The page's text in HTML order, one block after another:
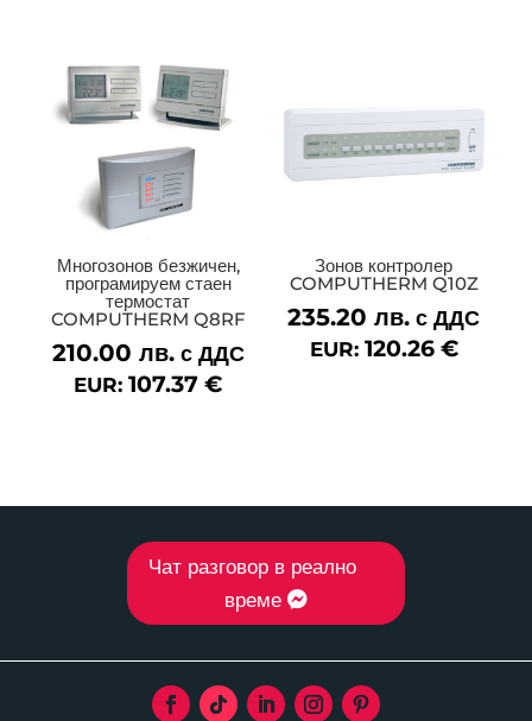
Многозонов безжичен,
програмируем стаен
термостат
COMPUTHERM Q8RF
210.00 лв. с ДДС
EUR:107.37€
Зонов контролер
COMPUTHERM Q10Z
235.20 лв. с ДДС
EUR: 120.26 €
Чат разговор в реално
време